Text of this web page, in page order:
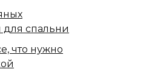
спальни
что нужно